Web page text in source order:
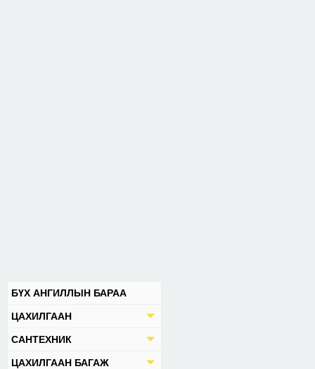
БҮХ АНГИЛЛЫН БАРАА
ЦАХИЛГААН
САНТЕХНИК
ЦАХИЛГААН БАГАЖ